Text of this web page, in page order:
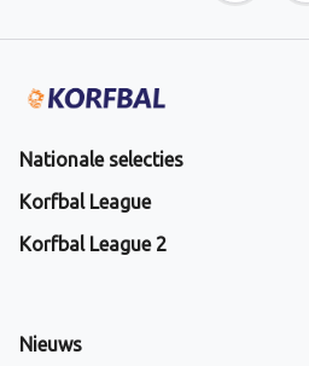
Nationale selecties
Korfbal League
Korfbal League 2
Nieuws